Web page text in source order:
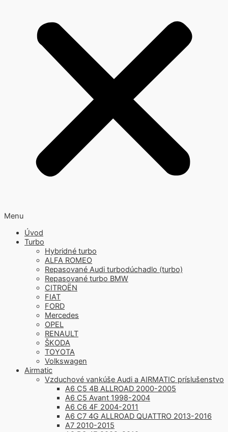
Menu
Úvod
Turbo
Hybridné turbo
ALFA ROMEO
Repasované Audi turbodúchadlo (turbo)
Repasované turbo BMW
CITROËN
FIAT
FORD
Mercedes
OPEL
RENAULT
ŠKODA
TOYOTA
Volkswagen
Airmatic
Vzduchové vankúše Audi a AIRMATIC príslušenstvo
A6 C5 4B ALLROAD 2000-2005
A6 C5 Avant 1998-2004
A6 C6 4F 2004-2011
A6 C7 4G ALLROAD QUATTRO 2013-2016
A7 2010-2015